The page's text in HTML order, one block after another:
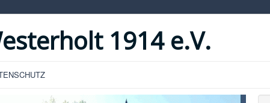
1914 e.V.